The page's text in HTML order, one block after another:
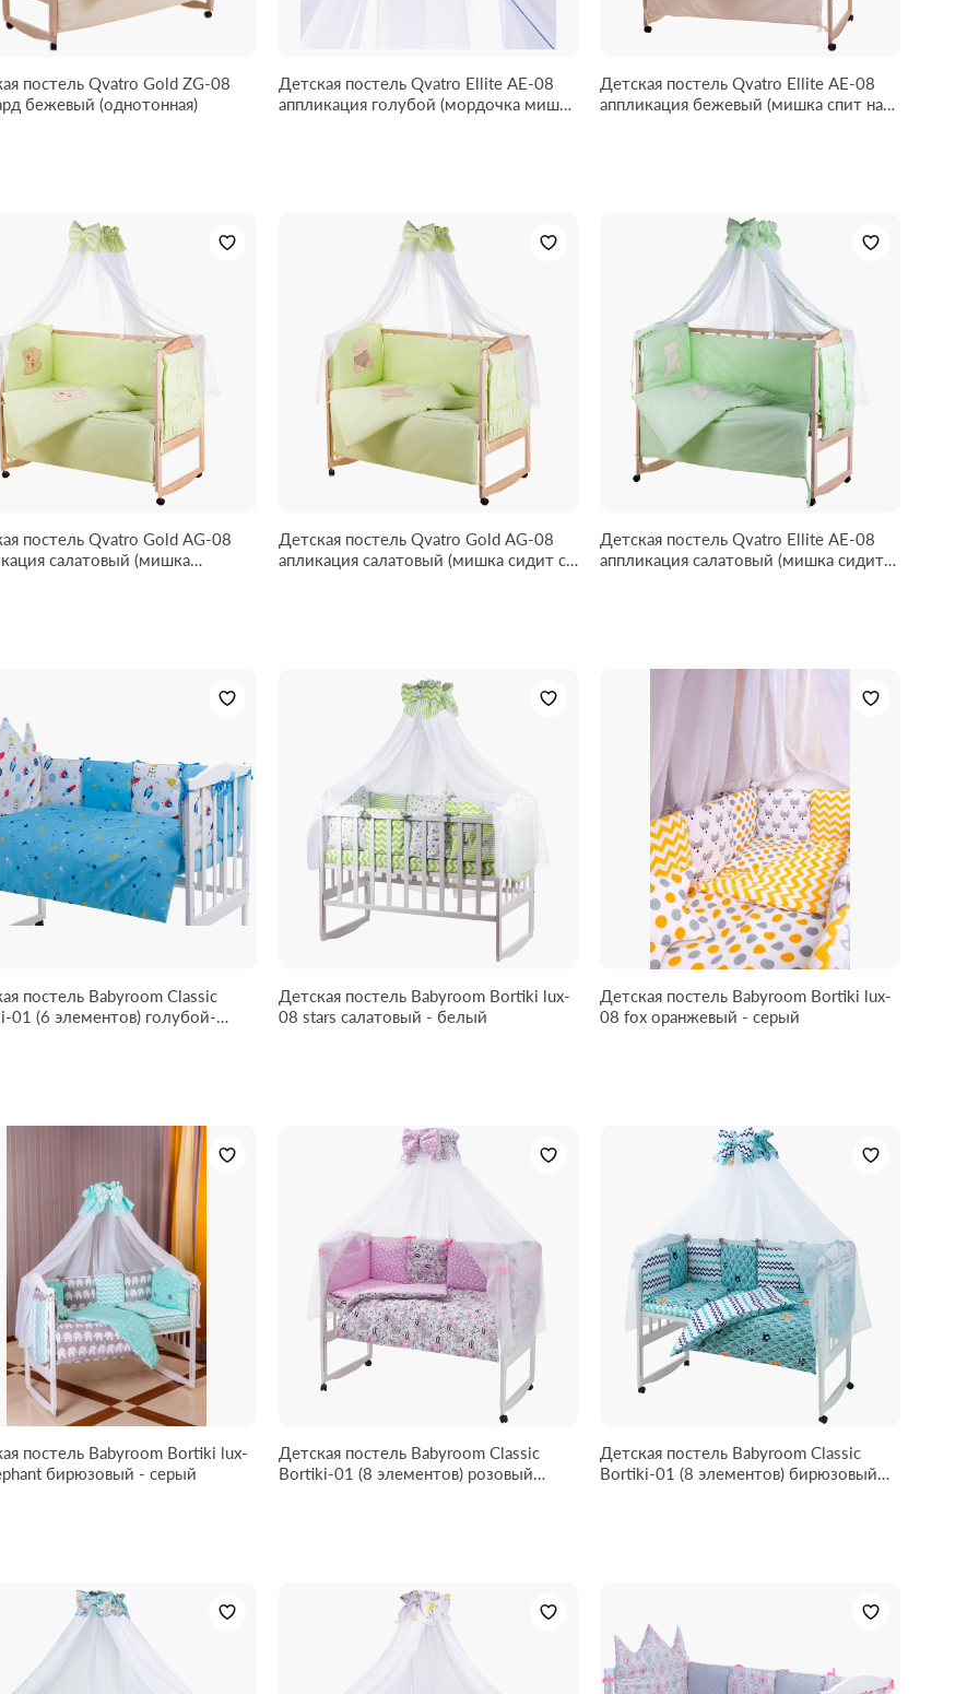
постель Qvatro Gold ZG-08
жаккард бежевый (однотонная)
Детская постель Qvatro Ellite AE-08
аппликация голубой (мордочка мишки
Детская постель Qvatro Ellite AE-08
аппликация бежевый (мишка спит на
постель Qvatro Gold AG-08
(мишка
Детская постель Qvatro Gold AG-08
апликация салатовый (мишка сидит с
Детская постель Qvatro Ellite AE-08
аппликация салатовый (мишка сидит с
постель Babyroom Classic
(6 элементов) голубой-
Детская постель Babyroom Bortiki lux-
08 stars салатовый - белый
Детская постель Babyroom Bortiki lux-
08 fox оранжевый - серый
постель Babyroom Bortiki lux-
бирюзовый - серый
Детская постель Babyroom Classic
Bortiki-01 (8 элементов) розовый
Детская постель Babyroom Classic
Bortiki-01 (8 элементов) бирюзовый